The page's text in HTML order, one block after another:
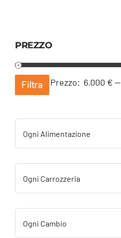
PREZZO
Filtra Prezzo: 6.000 €—
Ogni Alimentazione
Ogni Carrozzeria
Ogni Cambio